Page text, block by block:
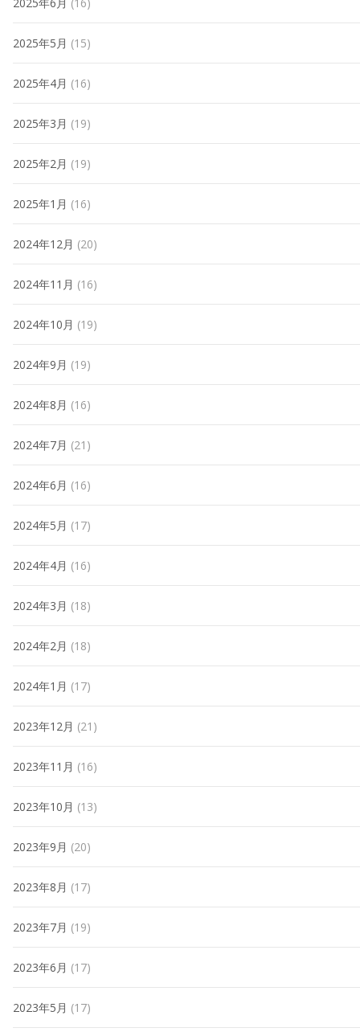
2025年5月 (15)
2025年4月 (16)
2025年3月 (19)
2025年2月 (19)
2025年1月 (16)
2024年12月 (20)
2024年11月 (16)
2024年10月 (19)
2024年9月 (19)
2024年8月 (16)
2024年7月 (21)
2024年6月 (16)
2024年5月 (17)
2024年4月 (16)
2024年3月 (18)
2024年2月 (18)
2024年1月 (17)
2023年12月 (21)
2023年11月 (16)
2023年10月 (13)
2023年9月 (20)
2023年8月 (17)
2023年7月 (19)
2023年6月 (17)
2023年5月 (17)